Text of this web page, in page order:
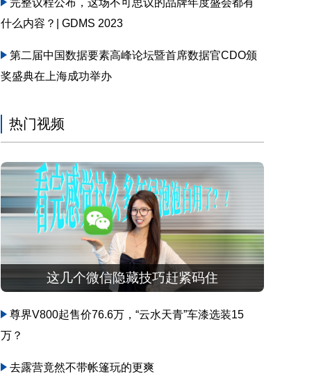
完整议程公布，这场不可思议的品牌年度盛会都有
什么内容？| GDMS 2023
第二届中国数据要素高峰论坛暨首席数据官CDO颁
奖盛典在上海成功举办
热门视频
这几个微信隐藏技巧赶紧码住
尊界V800起售价76.6万，“云水天青”车漆选装15
万？
去露营竟然不带帐篷玩的更爽